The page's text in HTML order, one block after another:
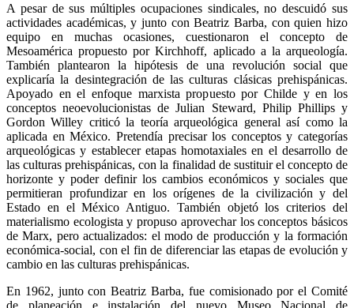
A pesar de sus múltiples ocupaciones sindicales, no descuidó sus
actividades académicas, y junto con Beatriz Barba, con quien hizo
equipo en muchas ocasiones, cuestionaron el concepto de
Mesoamérica propuesto por Kirchhoff, aplicado a la arqueología.
También plantearon la hipótesis de una revolución social que
explicaría la desintegración de las culturas clásicas prehispánicas.
Apoyado en el enfoque marxista propuesto por Childe y en los
conceptos neoevolucionistas de Julian Steward, Philip Phillips y
Gordon Willey criticó la teoría arqueológica general así como la
aplicada en México. Pretendía precisar los conceptos y categorías
arqueológicas y establecer etapas homotaxiales en el desarrollo de
las culturas prehispánicas, con la finalidad de sustituir el concepto de
horizonte y poder definir los cambios económicos y sociales que
permitieran profundizar en los orígenes de la civilización y del
Estado en el México Antiguo. También objetó los criterios del
materialismo ecologista y propuso aprovechar los conceptos básicos
de Marx, pero actualizados: el modo de producción y la formación
económica-social, con el fin de diferenciar las etapas de evolución y
cambio en las culturas prehispánicas.
En 1962, junto con Beatriz Barba, fue comisionado por el Comité
de planeación e instalación del nuevo Museo Nacional de